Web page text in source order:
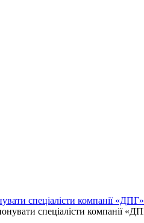
спеціалісти компанії «ДПГ»